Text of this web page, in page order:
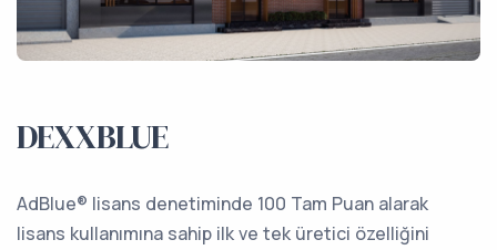
DEXXBLUE
AdBlue®️ lisans denetiminde 100 Tam Puan alarak
lisans kullanımına sahip ilk ve tek üretici özelliğini